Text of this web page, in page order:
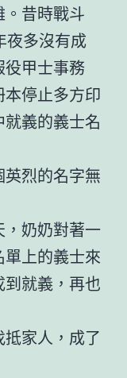
昔時戰斗
夜多沒有成
甲士事務
停止多方印
義的義士名
烈的名字無
奶奶對著一
上的義士來
就義，再也
家人，成了